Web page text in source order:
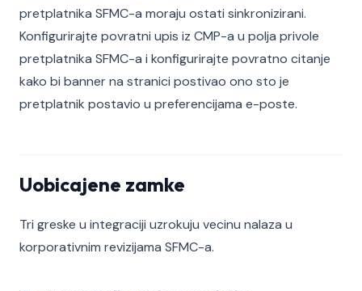
pretplatnika SFMC-a moraju ostati sinkronizirani.
Konfigurirajte povratni upis iz CMP-a u polja privole
pretplatnika SFMC-a i konfigurirajte povratno citanje
kako bi banner na stranici postivao ono sto je
pretplatnik postavio u preferencijama e-poste.
Uobicajene zamke
Tri greske u integraciji uzrokuju vecinu nalaza u
korporativnim revizijama SFMC-a.